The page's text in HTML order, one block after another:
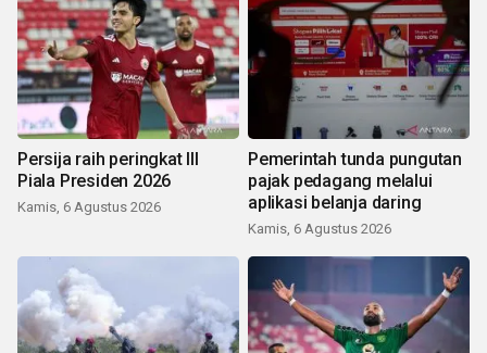
Persija raih peringkat III
Piala Presiden 2026
Kamis, 6 Agustus 2026
Pemerintah tunda pungutan
pajak pedagang melalui
aplikasi belanja daring
Kamis, 6 Agustus 2026